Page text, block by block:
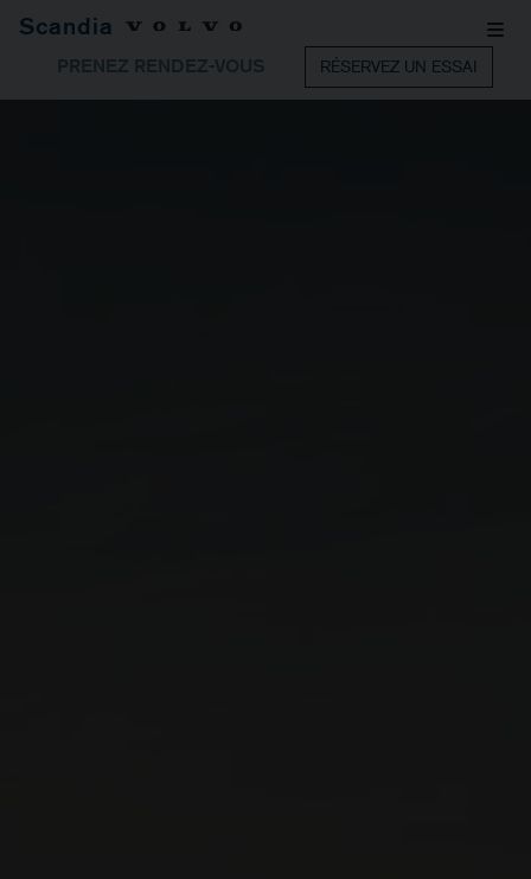
Scandia
PRENEZ RENDEZ-VOUS RÉSERVEZ UN ESSAI